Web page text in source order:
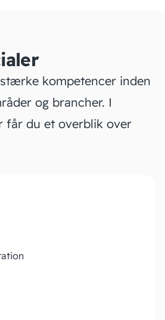
kompetencer inden
og brancher. I
får du et overblik over